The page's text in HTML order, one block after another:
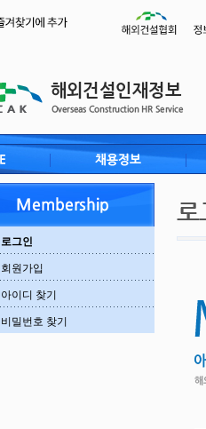
로그인
회원가입
아이디 찾기
비밀번호 찾기